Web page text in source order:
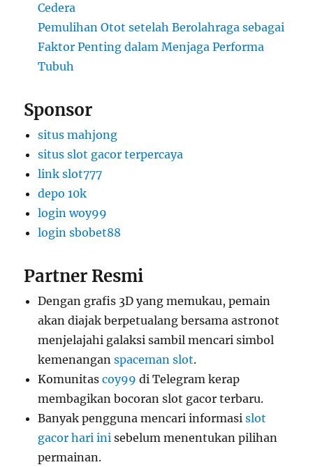
Cedera
Pemulihan Otot setelah Berolahraga sebagai
Faktor Penting dalam Menjaga Performa
Tubuh
Sponsor
situs mahjong
situs slot gacor terpercaya
link slot777
depo 10k
login woy99
login sbobet88
Partner Resmi
Dengan grafis 3D yang memukau, pemain
akan diajak berpetualang bersama astronot
menjelajahi galaksi sambil mencari simbol
kemenanganspaceman slot.
Komunitascoy99 di Telegram kerap
membagikan bocoran slot gacor terbaru.
Banyak pengguna mencari informasislot
gacor hari ini sebelum menentukan pilihan
permainan.